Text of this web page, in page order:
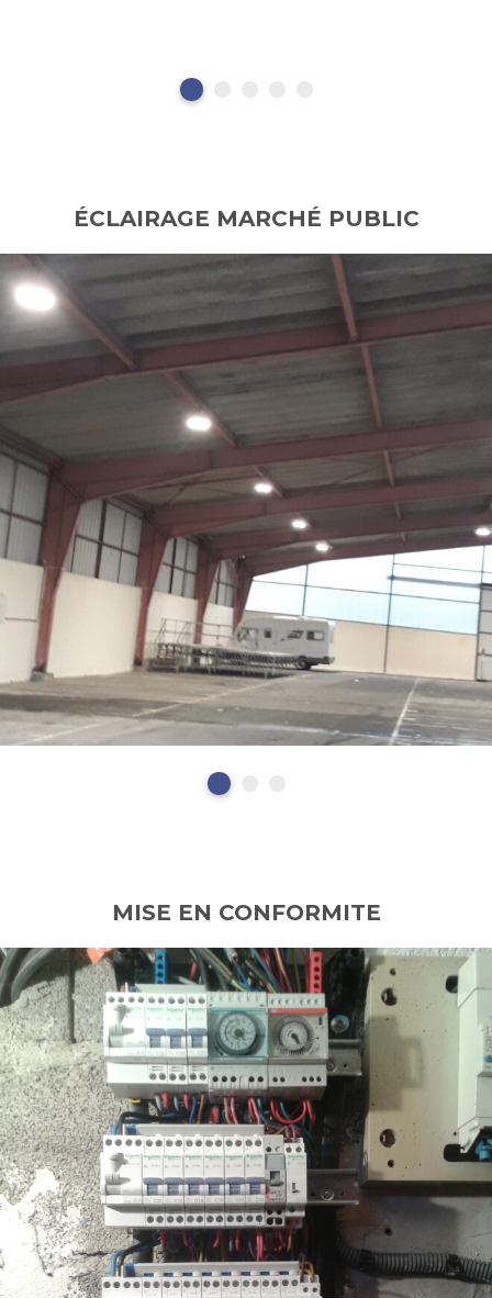
ÉCLAIRAGE MARCHÉ PUBLIC
MISE EN CONFORMITE